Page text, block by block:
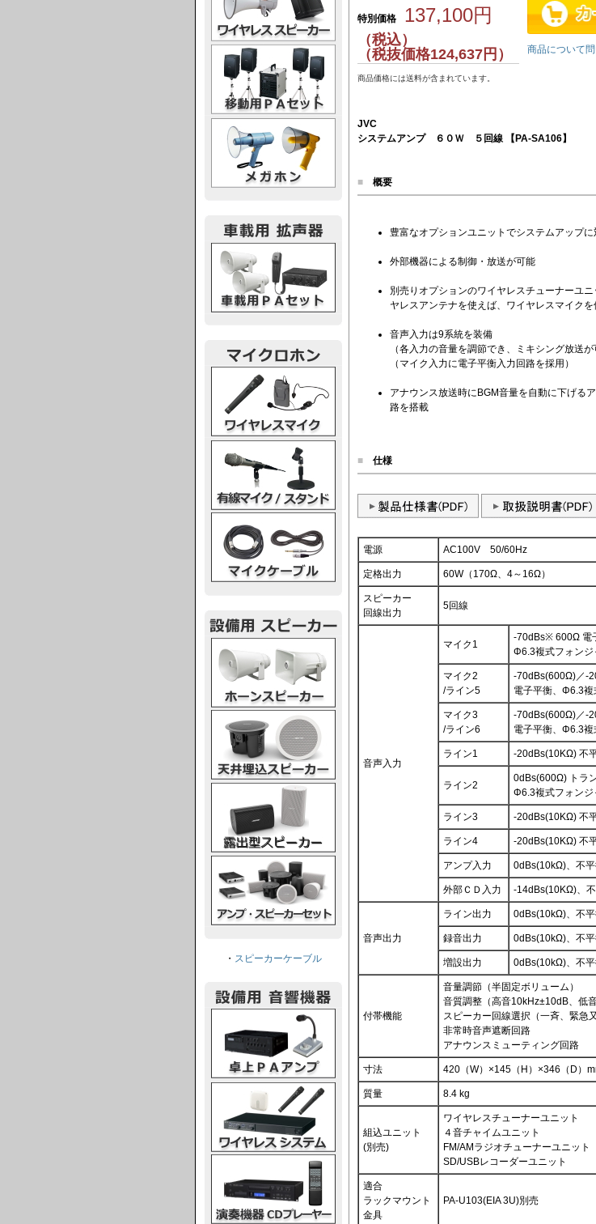
特別価格 137,100円
（税込）
（税抜価格124,637円）
商品価格には送料が含まれています。
商品について
JVC
システムアンプ ６０Ｗ ５回線 【PA-SA106】
■ 概要
豊富なオプションユニットでシステムアップに
外部機器による制御・放送が可能
別売りオプションのワイヤレスチューナーユ
ヤレスアンテナを使えば、ワイヤレスマイクを
音声入力は9系統を装備
（各入力の音量を調節でき、ミキシング放送が
（マイク入力に電子平衡入力回路を採用）
アナウンス放送時にBGM音量を自動に下げる
路を搭載
■ 仕様
電源 AC100V 50/60Hz
定格出力 60W（170Ω、4～16Ω）
スピーカー
回線出力
5回線
音声入力
マイク1
-70dBs※ 600Ω 電
Φ6.3複式フォンジ
マイク2
/ライン5
-70dBs(600Ω)／-
電子平衡、Φ6.3複
マイク3
/ライン6
-70dBs(600Ω)／-
電子平衡、Φ6.3複
ライン1 -20dBs(10KΩ) 不
ライン2
0dBs(600Ω) トラ
Φ6.3複式フォンジ
ライン3 -20dBs(10KΩ) 不
ライン4 -20dBs(10KΩ) 不
アンプ入力 0dBs(10kΩ)、不
外部ＣＤ入力 -14dBs(10KΩ)、
音声出力
ライン出力 0dBs(10kΩ)、不
録音出力 0dBs(10kΩ)、不
増設出力 0dBs(10kΩ)、不
付帯機能
音量調節（半固定ボリューム）
音質調整（高音10kHz±10dB、低
スピーカー回線選択（一斉、緊急
非常時音声遮断回路
アナウンスミューティング回路
寸法 420（W）×145（H）×346（D）
質量 8.4 kg
組込ユニット
(別売)
ワイヤレスチューナーユニット
４音チャイムユニット
FM/AMラジオチューナーユニット
SD/USBレコーダーユニット
適合
ラックマウント
金具
PA-U103(EIA 3U)別売
・ スピーカーケーブル